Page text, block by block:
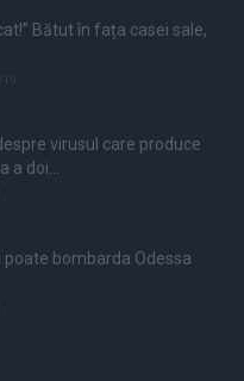
Bătut în fața casei sale,
virusul care produce
a doi...
poate bombarda Odessa